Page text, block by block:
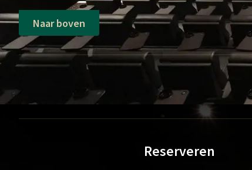
Naar boven
Reserveren